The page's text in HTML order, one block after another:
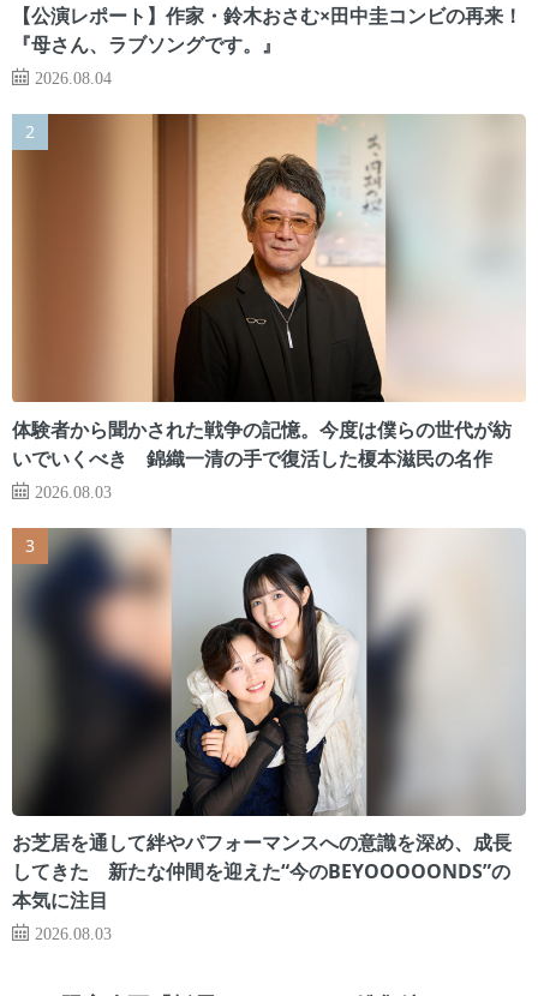
【公演レポート】作家・鈴木おさむ×田中圭コンビの再来！
『母さん、ラブソングです。』
2026.08.04
体験者から聞かされた戦争の記憶。今度は僕らの世代が紡
いでいくべき 錦織一清の手で復活した榎本滋民の名作
2026.08.03
お芝居を通して絆やパフォーマンスへの意識を深め、成長
してきた 新たな仲間を迎えた“今のBEYOOOOONDS”の
本気に注目
2026.08.03